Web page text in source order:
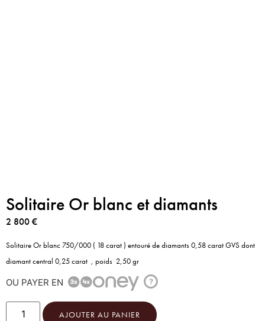
Solitaire Or blanc et diamants
2 800€
Solitaire Or blanc 750/000 ( 18 carat ) entouré de diamants 0,58 carat GVS dont
diamant central 0,25 carat , poids 2,50 gr
OU PAYER EN ?
AJOUTER AU PANIER